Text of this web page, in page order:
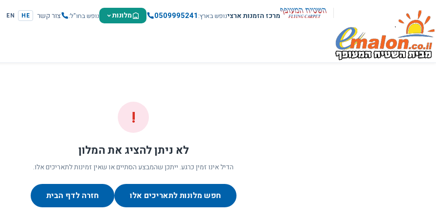
מרכז הזמנות ארצינופש בארץ 0509995241 מלונות נופש בחו"ל צור קשר HE
EN
!
לא ניתן להציג את המלון
הדיל אינו זמין כרגע. ייתכן שהמבצע הסתיים או שאין זמינות לתאריכים אלו.
חפש מלונות לתאריכים אלו חזרה לדף הבית